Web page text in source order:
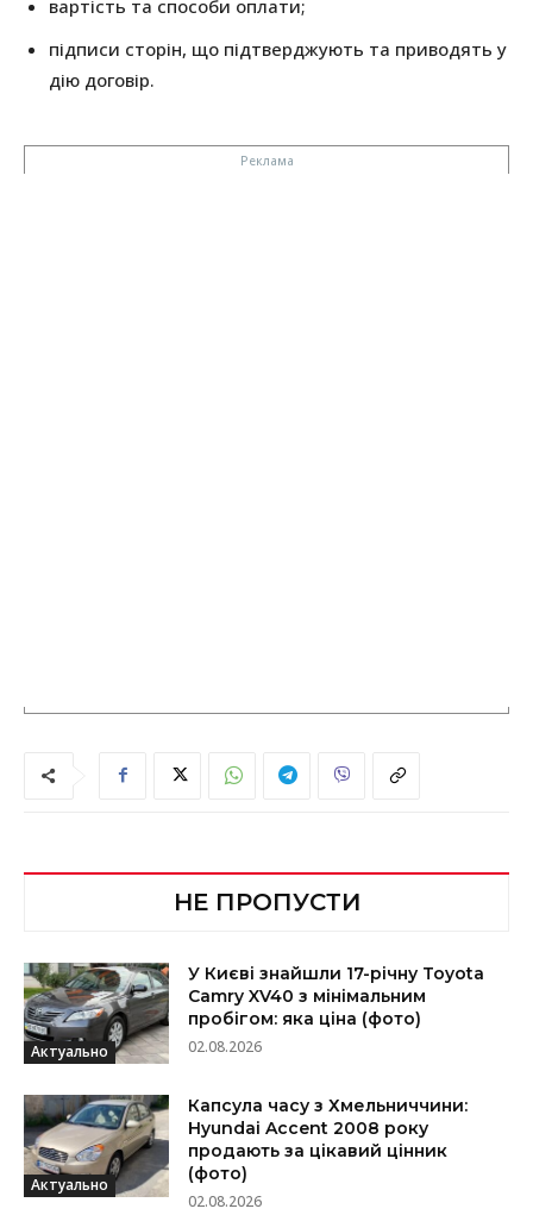
вартість та способи оплати;
підписи сторін, що підтверджують та приводять у
дію договір.
НЕ ПРОПУСТИ
Актуально
У Києві знайшли 17-річну Toyota
Camry XV40 з мінімальним
пробігом: яка ціна (фото)
02.08.2026
Актуально
Капсула часу з Хмельниччини:
Hyundai Accent 2008 року
продають за цікавий цінник
(фото)
02.08.2026